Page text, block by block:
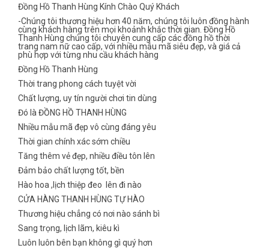
Đồng Hồ Thanh Hùng Kính Chào Quý Khách
-Chúng tôi thương hiệu hơn 40 năm, chúng tôi luôn đồng hành
cùng khách hàng trên mọi khoảnh khắc thời gian. Đồng Hồ
Thanh Hùng chúng tôi chuyên cung cấp các đồng hồ thời
trang nam nữ cao cấp, với nhiều mẫu mã siêu đẹp, và giá cả
phù hợp với từng nhu cầu khách hàng
Đồng Hồ Thanh Hùng
Thời trang phong cách tuyệt vời
Chất lượng, uy tín người chơi tin dùng
Đó là ĐỒNG HỒ THANH HÙNG
Nhiều mẫu mã đẹp vô cùng đáng yêu
Thời gian chính xác sớm chiều
Tăng thêm vẻ đẹp, nhiều điều tôn lên
Đảm bảo chất lượng tốt, bền
Hào hoa ,lịch thiệp đeo lên đi nào
CỬA HÀNG THANH HÙNG TỰ HÀO
Thương hiệu chẳng có nơi nào sánh bì
Sang trọng, lịch lãm, kiêu kì
Luôn luôn bên bạn không gì quý hơn